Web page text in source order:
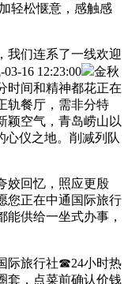
轻松惬意，感触感
们连系了一线欢迎
16 12:23:00
金秋
时间和精神都花正在
轨餐厅，需非分特
颖空气，青岛崂山以
心仪之地。削减列队
回忆，照应更殷
您正在中通国际旅行
供给一坐式办事，
际旅行社☎24小时热
套，点菜前确认价钱